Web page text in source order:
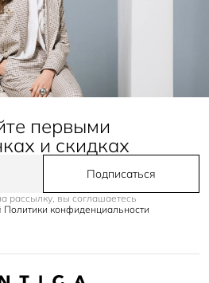
первыми
и скидках
Подписаться
рассылку, вы соглашаетесь
Политики конфиденциальности